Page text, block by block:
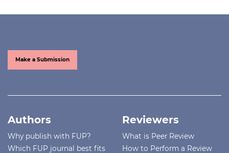
Make a Submission
Authors
Why publish with FUP?
Which FUP journal best fits
Reviewers
What is Peer Review
How to Perform a Review